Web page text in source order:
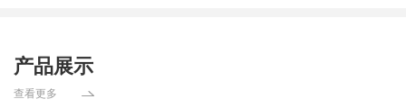
产品展示
查看更多